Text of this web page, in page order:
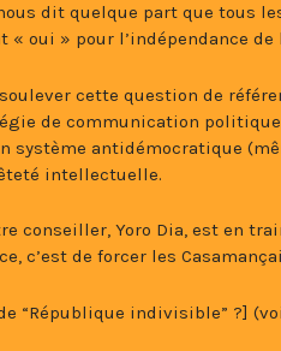
dit quelque part que tous
« oui » pour l’indépendance de
cette question de
de communication
système antidémocratique
intellectuelle.
conseiller, Yoro Dia, est en
c’est de forcer les
“République indivisible” ?]